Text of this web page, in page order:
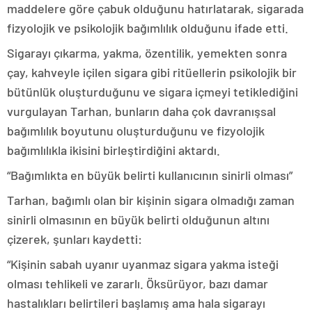
maddelere göre çabuk olduğunu hatırlatarak, sigarada
fizyolojik ve psikolojik bağımlılık olduğunu ifade etti.
Sigarayı çıkarma, yakma, özentilik, yemekten sonra
çay, kahveyle içilen sigara gibi ritüellerin psikolojik bir
bütünlük oluşturduğunu ve sigara içmeyi tetiklediğini
vurgulayan Tarhan, bunların daha çok davranışsal
bağımlılık boyutunu oluşturduğunu ve fizyolojik
bağımlılıkla ikisini birleştirdiğini aktardı.
“Bağımlıkta en büyük belirti kullanıcının sinirli olması”
Tarhan, bağımlı olan bir kişinin sigara olmadığı zaman
sinirli olmasının en büyük belirti olduğunun altını
çizerek, şunları kaydetti:
“Kişinin sabah uyanır uyanmaz sigara yakma isteği
olması tehlikeli ve zararlı. Öksürüyor, bazı damar
hastalıkları belirtileri başlamış ama hala sigarayı